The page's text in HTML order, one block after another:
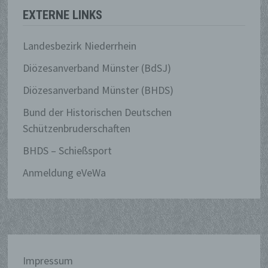
EXTERNE LINKS
Landesbezirk Niederrhein
Diözesanverband Münster (BdSJ)
Diözesanverband Münster (BHDS)
Bund der Historischen Deutschen
Schützenbruderschaften
BHDS – Schießsport
Anmeldung eVeWa
Impressum
oder identifizierbare natürliche Person,
deren personenbezogene Daten von
Verantwortlichen verarbeitet werden.
c) Verarbeitung
Verarbeitung ist jeder mit oder ohne Hilfe
automatisierter Verfahren ausgeführte
Vorgang oder jede solche Vorgangsreihe
im Zusammenhang mit
personenbezogenen Daten wie das
Organisation, das Ordnen, die
Speicherung, die Anpassung oder
Veränderung, das Auslesen, das
Abfragen, die Verwendung, die
Verbreitung oder eine andere Form der